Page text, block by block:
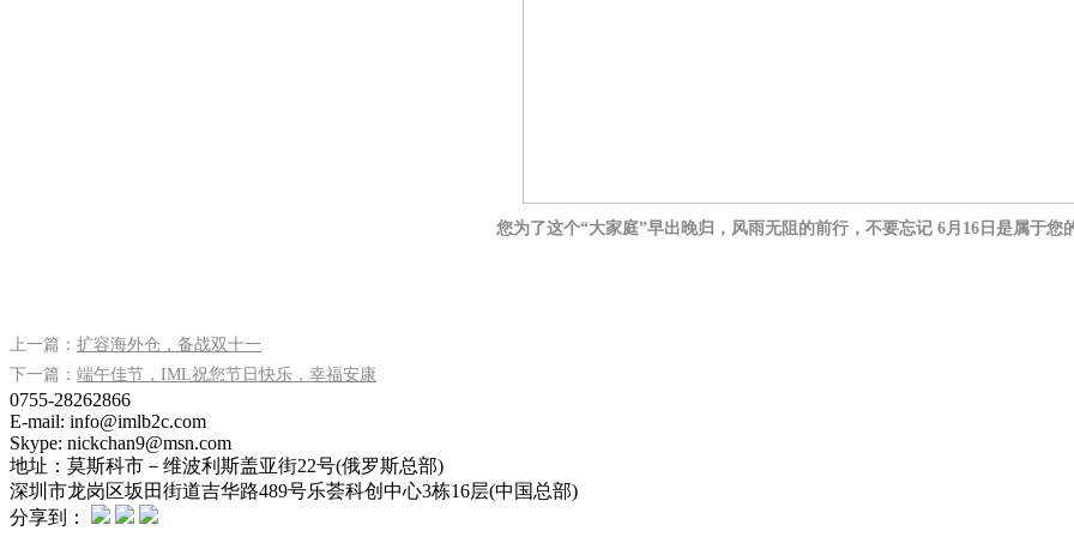
您为了这个“大家庭”早出晚归 ，风雨无阻的前行， 不要忘记 6月16日 是属于您
上一篇： 扩容海外仓，备战双十一
下一篇： 端午佳节，IML祝您节日快乐，幸福安康
0755-28262866
E-mail: info@imlb2c.com
Skype: nickchan9@msn.com
地址： 莫斯科市－维波利斯盖亚街22号(俄罗斯总部)
深圳市龙岗区坂田街道吉华路489号乐荟科创中心3栋16层(中国总部)
分享到：